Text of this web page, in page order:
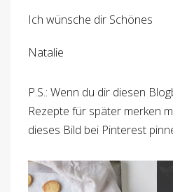
Ich wünsche dir Schönes
Natalie
P.S.: Wenn du dir diesen
Rezepte für später merken
dieses Bild bei Pinterest